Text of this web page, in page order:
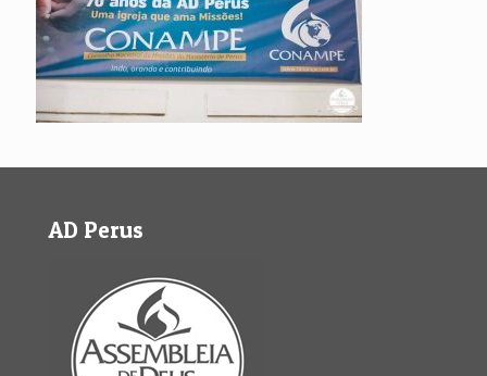
AD Perus